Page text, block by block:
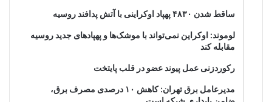
ساقط شدن ۴۸۳۰ پهپاد اوکراینی با آتش پدافند روسیه
لوموند: اوکراین نمی‌تواند با موشک‌ها و پهپادهای جدید روسیه
مقابله کند
رکوردزنی عمل پیوند عضو در قلب پایتخت
مدیرعامل برق تهران: کاهش ۱۰ درصدی مصرف برق،